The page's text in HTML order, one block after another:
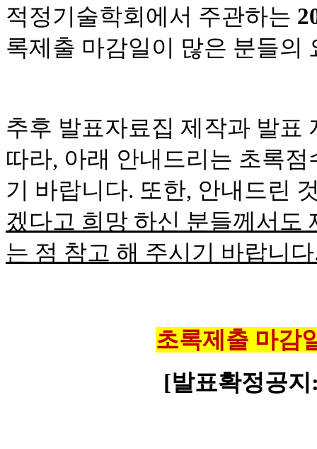
적정기술학회에서 주관하는
록제출 마감일이 많은 분들의
추후 발표자료집 제작과 발표
따라, 아래 안내드리는 초록
기 바랍니다. 또한, 안내드린
겠다고 희망 하신 분들께서도
는 점 참고 해 주시기 바랍니다
초록제출 마감
[발표확정공지